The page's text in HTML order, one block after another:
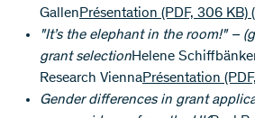
GallenPrésentation (PDF, 306 KB)
"It’s the elephant in the room!" –
grant selectionHelene
Research ViennaPrésentation
Gender differences in grant